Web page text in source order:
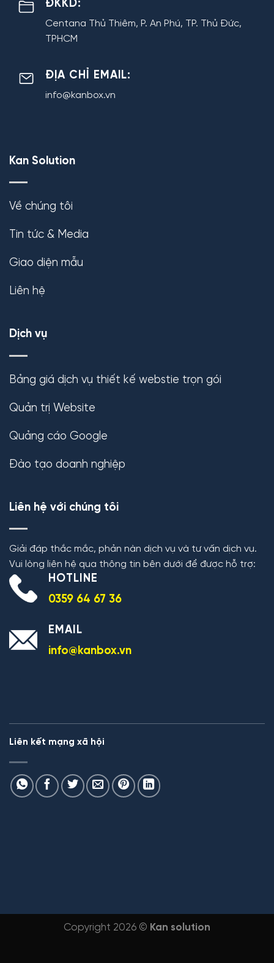
ĐKKD:
Centana Thủ Thiêm, P. An Phú, TP. Thủ Đức,
TPHCM
ĐỊA CHỈ EMAIL:
info@kanbox.vn
Kan Solution
Về chúng tôi
Tin tức & Media
Giao diện mẫu
Liên hệ
Dịch vụ
Bảng giá dịch vụ thiết kế webstie trọn gói
Quản trị Website
Quảng cáo Google
Đào tạo doanh nghiệp
Liên hệ với chúng tôi
Giải đáp thắc mắc, phản nàn dịch vụ và tư vấn dịch vụ.
Vui lòng liên hệ qua thông tin bên dưới để được hỗ trợ:
HOTLINE
0359 64 67 36
EMAIL
info@kanbox.vn
Liên kết mạng xã hội
Copyright 2026 © Kan solution